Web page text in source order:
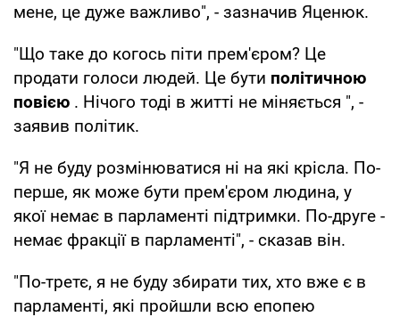
мене, це дуже важливо", - зазначив Яценюк.
"Що таке до когось піти прем'єром? Це
продати голоси людей. Це бути політичною
повією . Нічого тоді в житті не міняється ", -
заявив політик.
"Я не буду розмінюватися ні на які крісла. По-
перше, як може бути прем'єром людина, у
якої немає в парламенті підтримки. По-друге -
немає фракції в парламенті", - сказав він.
"По-третє, я не буду збирати тих, хто вже є в
парламенті, які пройшли всю епопею